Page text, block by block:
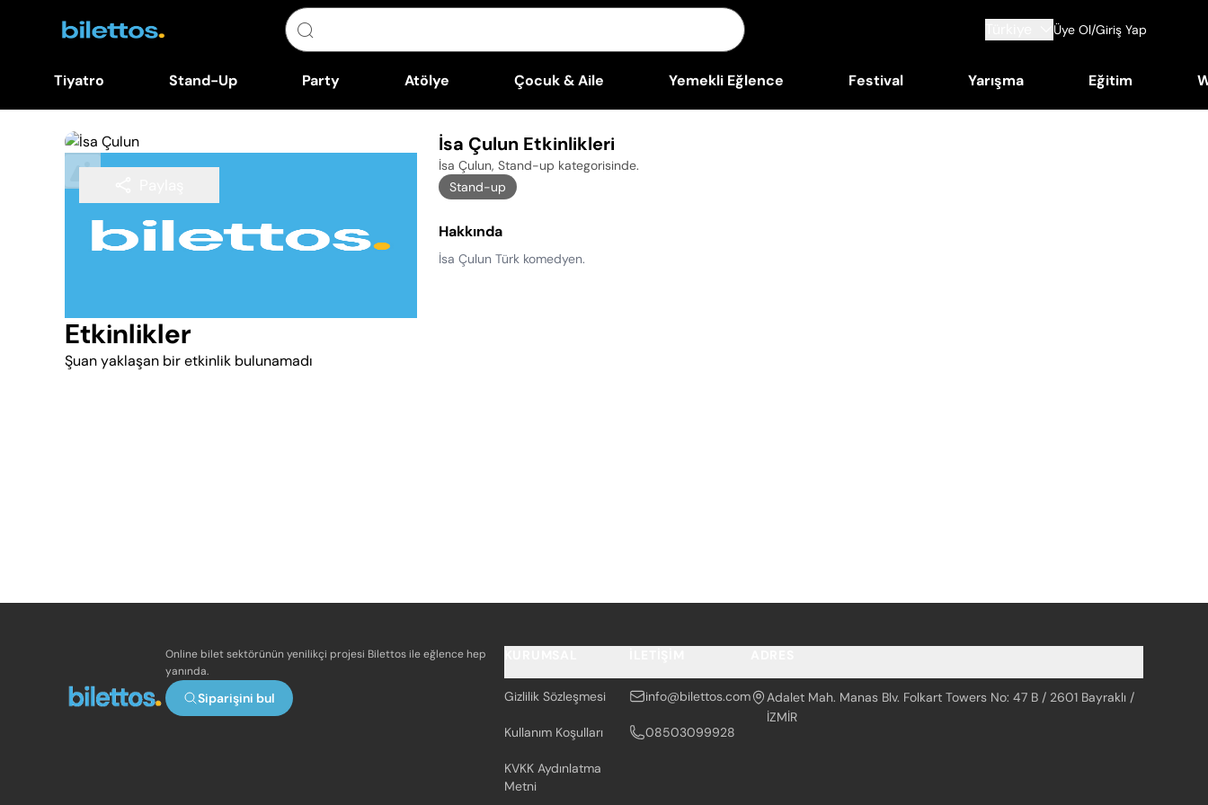
Üye Ol/Giriş Yap
Tiyatro Stand-Up Party Atölye Çocuk & Aile Yemekli Eğlence Festival Yarışma Eğitim
İsa Çulun Etkinlikleri
İsa Çulun, Stand-up kategorisinde.
Stand-up
Hakkında
İsa Çulun Türk komedyen.
Etkinlikler
Şuan yaklaşan bir etkinlik bulunamadı
Online bilet sektörünün yenilikçi projesi Bilettos ile eğlence hep
yanında.
Siparişini bul Gizlilik Sözleşmesi
Kullanım Koşulları
KVKK Aydınlatma
Metni
info@bilettos.com
08503099928
Adalet Mah. Manas Blv. Folkart Towers No: 47 B / 2601 Bayraklı /
İZMİR